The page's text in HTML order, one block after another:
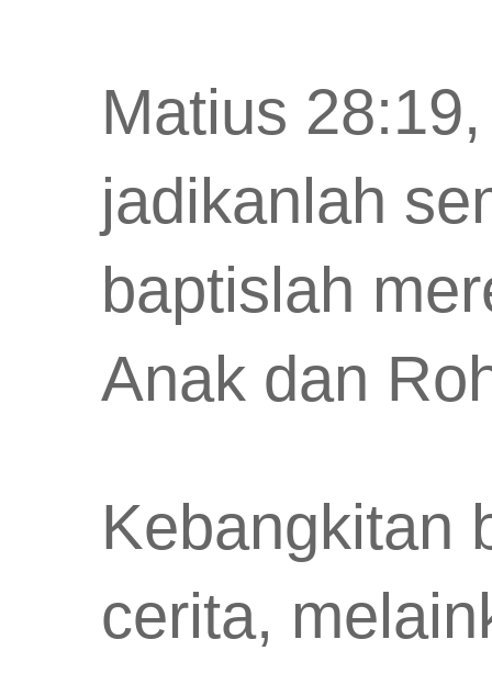
Matius
jadikanlah
baptislah
Anak dan
Kebangkitan
cerita,